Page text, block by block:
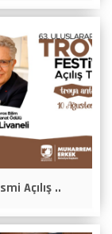
Açılış ..